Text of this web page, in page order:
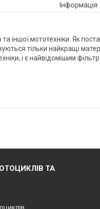
іншої мототехніки. Як
тільки найкращі
і є найвідомішим
ТА